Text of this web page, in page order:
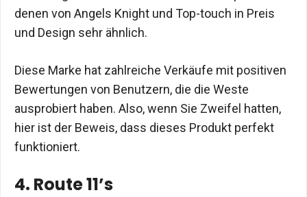
denen von Angels Knight und Top-touch in Preis
und Design sehr ähnlich.
Diese Marke hat zahlreiche Verkäufe mit positiven
Bewertungen von Benutzern, die die Weste
ausprobiert haben. Also, wenn Sie Zweifel hatten,
hier ist der Beweis, dass dieses Produkt perfekt
funktioniert.
4. Route 11’s